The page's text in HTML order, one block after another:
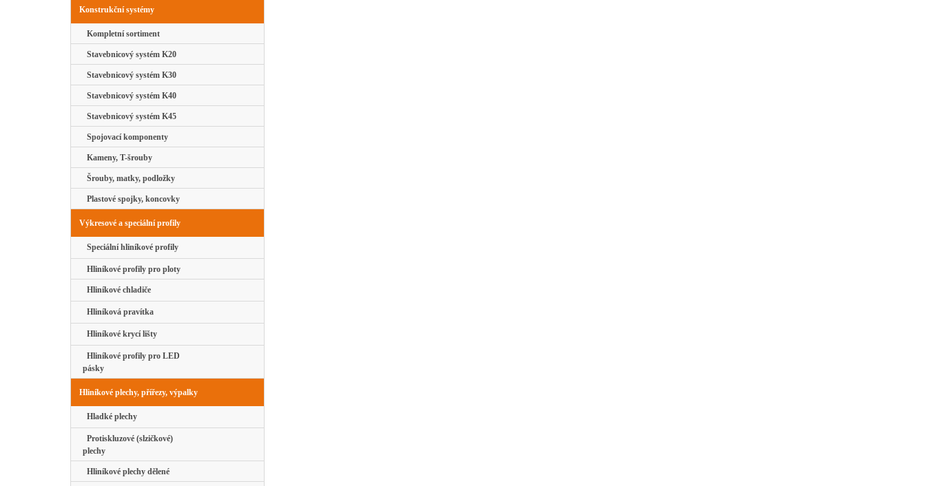
Konstrukční systémy
Kompletní sortiment
Stavebnicový systém K20
Stavebnicový systém K30
Stavebnicový systém K40
Stavebnicový systém K45
Spojovací komponenty
Kameny, T-šrouby
Šrouby, matky, podložky
Plastové spojky, koncovky
Výkresové a speciální profily
Speciální hliníkové profily
Hliníkové profily pro ploty
Hliníkové chladiče
Hliníková pravítka
Hliníkové krycí lišty
Hliníkové profily pro LED
pásky
Hliníkové plechy, přířezy, výpalky
Hladké plechy
Protiskluzové (slzičkové)
plechy
Hliníkové plechy dělené